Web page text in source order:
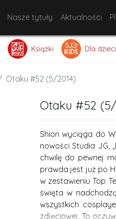
Nasze tytuły Aktualności
Książki Dla dzieci
Otaku #52 (5/2014)
Otaku #52
Shion wyciąga do
nowości Studia JG,
chwilę do pewnej
prawda jest już po
w zestawieniu Top
święta w
wszystkich
zdjęciowej. To